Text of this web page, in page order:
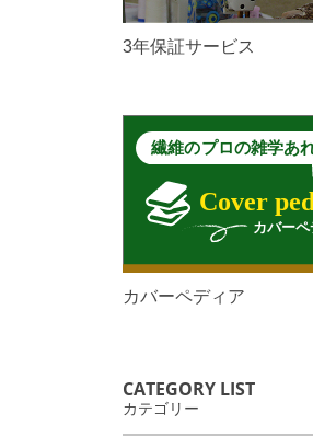
3年保証サービス
カバーペディア
CATEGORY LIST
カテゴリー